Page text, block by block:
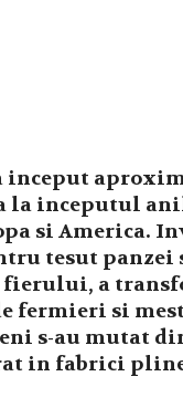
la inceputul
si America.
tesut
a
fermieri si
s-au mutat
in fabrici